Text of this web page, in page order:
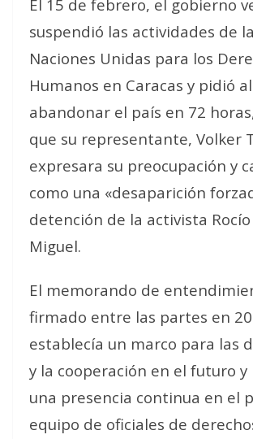
El 15 de febrero, el gobierno
suspendió las actividades de
Naciones Unidas para los
Humanos en Caracas y pidió
abandonar el país en 72
que su representante, Volker
expresara su preocupación y
como una «desaparición
detención de la activista Rocío
Miguel.
El memorando de
firmado entre las partes en
establecía un marco para las
y la cooperación en el futuro
una presencia continua en el
equipo de oficiales de